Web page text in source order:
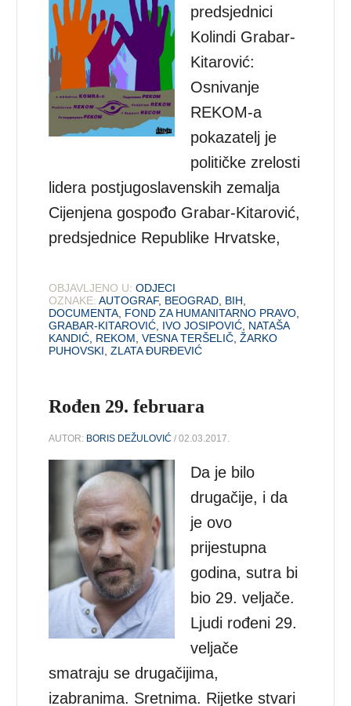
predsjednici
Kolindi Grabar-
Kitarović:
Osnivanje
REKOM-a
pokazatelj je
političke zrelosti
lidera postjugoslavenskih zemalja
Cijenjena gospođo Grabar-Kitarović,
predsjednice Republike Hrvatske,
OBJAVLJENO U: ODJECI
OZNAKE: AUTOGRAF, BEOGRAD BIH
DOCUMENTA FOND ZA HUMANITARNO PRAVO
GRABAR-KITAROVIĆ IVO JOSIPOVIĆ NATAŠA
KANDIĆ REKOM ,VESNA TERŠELIČ ,ŽARKO
PUHOVSKI ,ZLATA ĐURĐEVIĆ
Rođen 29. februara
AUTOR: BORIS DEŽULOVIĆ / 02.03.2017.
Da je bilo
drugačije, i da
je ovo
prijestupna
godina, sutra bi
bio 29. veljače.
Ljudi rođeni 29.
veljače
smatraju se drugačijima,
izabranima. Sretnima. Rijetke stvari